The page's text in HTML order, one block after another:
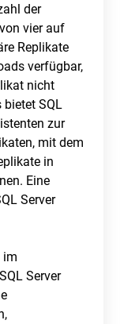
der
vier auf
Replikate
verfügbar,
nicht
SQL
zur
mit dem
in
Eine
Server
im
Server